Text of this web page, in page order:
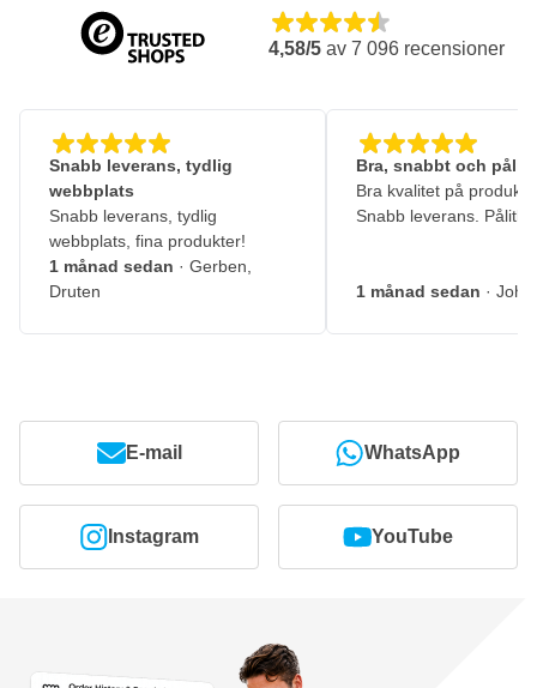
4,58/5 av 7 096 recensioner
Snabb leverans, tydlig
webbplats
Snabb leverans, tydlig
webbplats, fina produkter!
1 månad sedan · Gerben,
Druten
Bra, snabbt och
Bra kvalitet på
Snabb leverans.
1 månad sedan ·
E-mail WhatsApp
Instagram YouTube